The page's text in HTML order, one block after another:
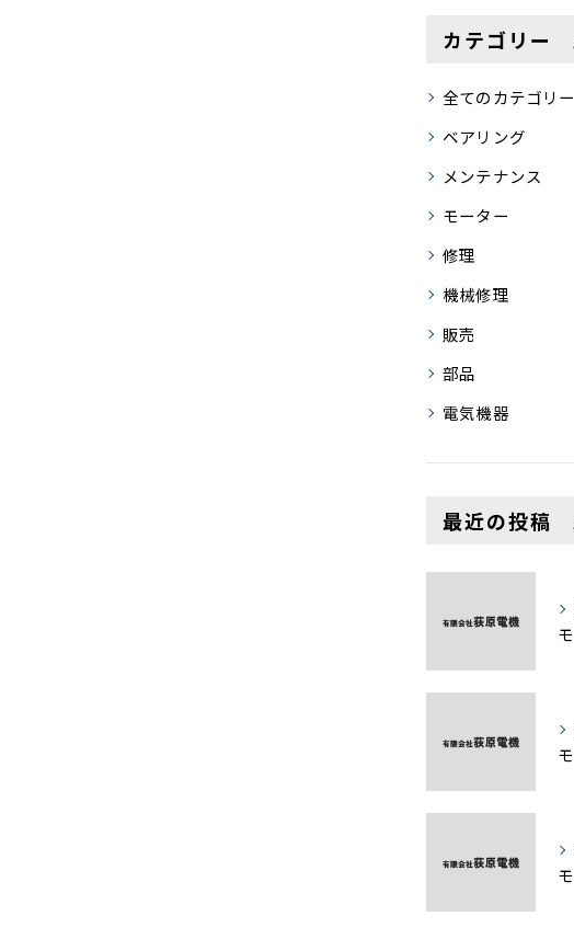
カテゴリー
全てのカテゴリー
ベアリング
メンテナンス
モーター
修理
機械修理
販売
部品
電気機器
最近の投稿